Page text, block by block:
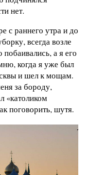
нет.
с раннего утра и до
всегда возле
а я его
когда я уже был
и шел к мощам.
за бороду,
«католиком
поговорить, шутя.